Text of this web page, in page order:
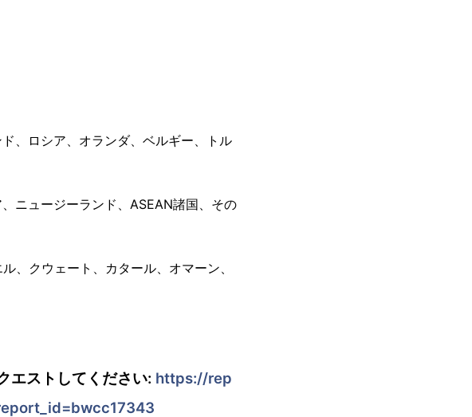
、ロシア、オランダ、ベルギー、トル
ニュージーランド、ASEAN諸国、その
、クウェート、カタール、オマーン、
エストしてください: https://rep